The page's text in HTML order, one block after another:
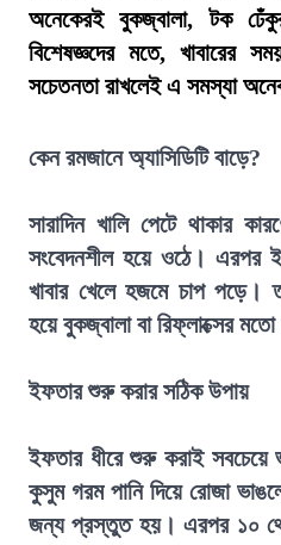
অনেকেরই বুকজ্বালা, টক
বিশেষজ্ঞদের মতে, খাবারের
সচেতনতা রাখলেই এ সমস্যা
কেন রমজানে অ্যাসিডিটি বাড়ে?
সারাদিন খালি পেটে থাকার
সংবেদনশীল হয়ে ওঠে। এরপর
খাবার খেলে হজমে চাপ পড়ে।
হয়ে বুকজ্বালা বা রিফ্লাক্সের
ইফতার শুরু করার সঠিক উপায়
ইফতার ধীরে শুরু করাই
কুসুম গরম পানি দিয়ে রোজা
জন্য প্রস্তুত হয়। এরপর ১০